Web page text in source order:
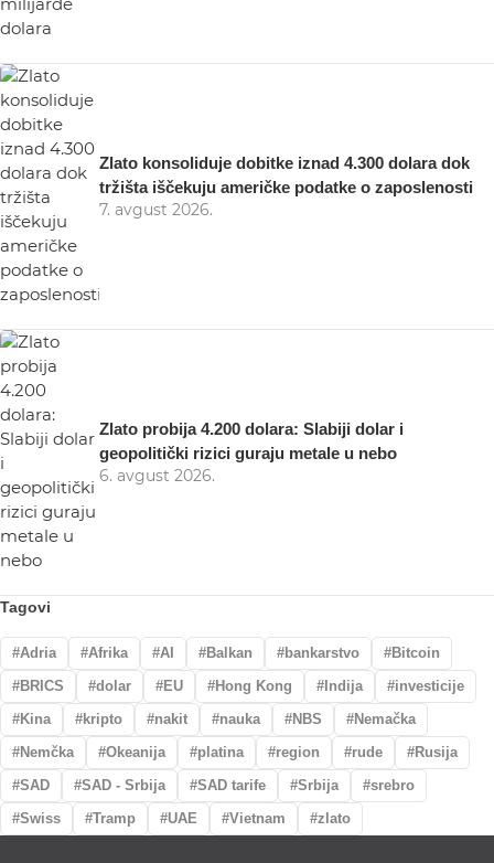
Zlato konsoliduje dobitke iznad 4.300 dolara dok
tržišta iščekuju američke podatke o zaposlenosti
7. avgust 2026.
Zlato probija 4.200 dolara: Slabiji dolar i
geopolitički rizici guraju metale u nebo
6. avgust 2026.
Tagovi
Adria Afrika AI Balkan bankarstvo
Bitcoin
BRICS
dolar EU Hong Kong Indija
investicije
Kina
kripto nakit nauka NBS
Nemačka
Nemčka
Okeanija platina region rude
Rusija
SAD
SAD - Srbija SAD tarife Srbija
srebro
Swiss
Tramp UAE Vietnam zlato